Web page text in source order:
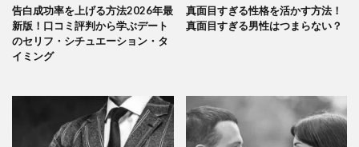
告白成功率を上げる方法2026年最
新版！口コミ評判から学ぶデート
のセリフ・シチュエーション・タ
イミング
真面目すぎる性格を活かす方法！
真面目すぎる男性はつまらない？